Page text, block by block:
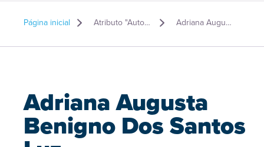
Página inicial Atributo "Autor" de produto Adriana Augusta Benigno Dos Santos Luz
Adriana Augusta
Benigno Dos Santos